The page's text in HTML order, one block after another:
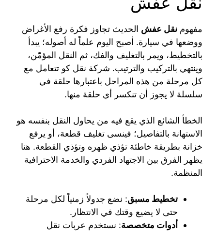
مفهوم نقل عفش الحديث تجاوز فكرة رفع الأغراض
ووضعها في سيارة. أصبح اليوم علماً له أصوله؛ يبدأ
بالتخطيط، ويمر بالتغليف والفك، ثم النقل المؤمّن،
وينتهي بالتركيب والترتيب. شركة نقل كو تتعامل مع
كل مرحلة من هذه المراحل باعتبارها حلقة في
سلسلة لا يجوز أن تنكسر أي حلقة منها.
الخطأ الشائع الذي يقع فيه من يحاول النقل بنفسه هو
الاستهانة بالتفاصيل؛ فينسى تغليف قطعة، أو يرفع
خزانة بطريقة خاطئة تؤذي ظهره وتؤذي القطعة. هنا
يظهر الفرق بين الاجتهاد الفردي والخدمة الاحترافية
المنظمة.
تخطيط مسبق: نضع جدولاً زمنياً لكل مرحلة
حتى لا يضيع وقتك في الانتظار.
أدوات متخصصة: نستخدم عربات نقل